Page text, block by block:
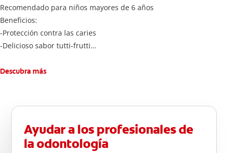
Recomendado para niños mayores de 6 años
Beneficios:
-Protección contra las caries
-Delicioso sabor tutti-frutti
Cepíllese adecuadamente los dientes después de cada
Descubra más
Ayudar a los profesionales de
la odontología